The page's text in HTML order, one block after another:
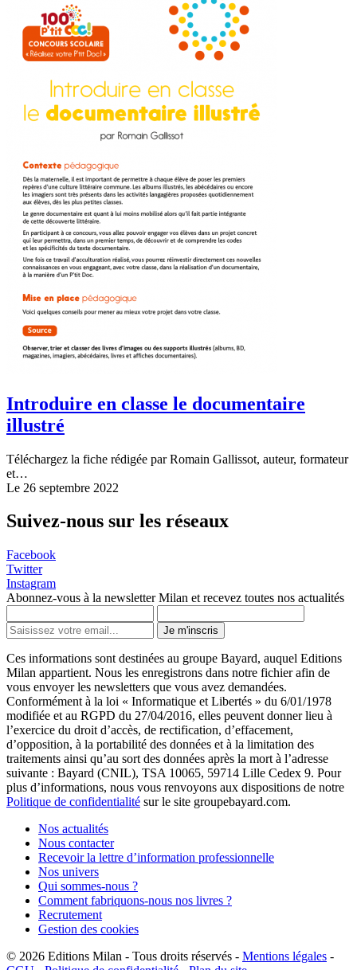
Introduire en classe le documentaire
illustré
Téléchargez la fiche rédigée par Romain Gallissot, auteur, formateur
et…
Le 26 septembre 2022
Suivez-nous sur les réseaux
Facebook
Twitter
Instagram
Abonnez-vous à la newsletter Milan et recevez toutes nos actualités
Je m'inscris
Ces informations sont destinées au groupe Bayard, auquel Editions
Milan appartient. Nous les enregistrons dans notre fichier afin de
vous envoyer les newsletters que vous avez demandées.
Conformément à la loi « Informatique et Libertés » du 6/01/1978
modifiée et au RGPD du 27/04/2016, elles peuvent donner lieu à
l’exercice du droit d’accès, de rectification, d’effacement,
d’opposition, à la portabilité des données et à la limitation des
traitements ainsi qu’au sort des données après la mort à l’adresse
suivante : Bayard (CNIL), TSA 10065, 59714 Lille Cedex 9. Pour
plus d’informations, nous vous renvoyons aux dispositions de notre
Politique de confidentialité sur le site groupebayard.com.
Nos actualités
Nous contacter
Recevoir la lettre d’information professionnelle
Nos univers
Qui sommes-nous ?
Comment fabriquons-nous nos livres ?
Recrutement
Gestion des cookies
© 2026 Editions Milan - Tous droits réservés - Mentions légales -